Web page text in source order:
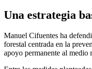
Una estrategia
Manuel Cifuentes ha
forestal centrada en la
apoyo permanente al medio